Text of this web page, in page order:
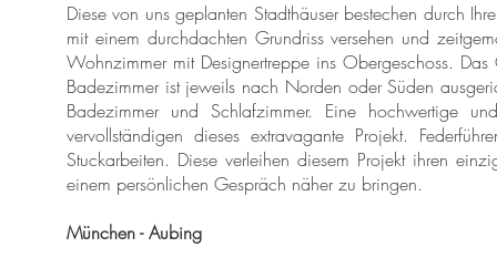
Diese von uns geplanten Stadthäuser bestechen durch
mit einem durchdachten Grundriss versehen und
Wohnzimmer mit Designertreppe ins Obergeschoss.
Badezimmer ist jeweils nach Norden oder Süden
Badezimmer und Schlafzimmer. Eine hochwertige
vervollständigen dieses extravagante Projekt.
Stuckarbeiten. Diese verleihen diesem Projekt ihren
einem persönlichen Gespräch näher zu bringen.
München - Aubing